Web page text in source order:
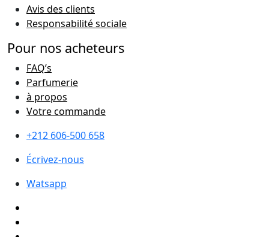
Avis des clients
Responsabilité sociale
Pour nos acheteurs
FAQ’s
Parfumerie
à propos
Votre commande
+212 606-500 658
Écrivez-nous
Watsapp